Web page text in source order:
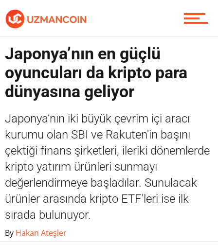
Piyasa
Contact / İletişim
Japonya’nın en güçlü
oyuncuları da kripto para
dünyasına geliyor
Japonya’nın iki büyük çevrim içi aracı
kurumu olan SBI ve Rakuten'in başını
çektiği finans şirketleri, ileriki dönemlerde
kripto yatırım ürünleri sunmayı
değerlendirmeye başladılar. Sunulacak
ürünler arasında kripto ETF'leri ise ilk
sırada bulunuyor.
By Hakan Ateşler